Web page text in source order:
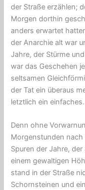
der Straße erzählen;
Morgen dorthin
anders erwartet
der Anarchie alt war
Jahre, der Stürme
war das Geschehen
seltsamen
der Tat ein überaus
letztlich ein einfaches.
Denn ohne
Morgenstunden
Spuren der Jahre,
einem gewaltigen
stand in der Straße
Schornsteinen und